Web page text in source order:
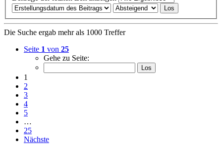
Die Suche ergab mehr als 1000 Treffer
Seite 1 von 25
Gehe zu Seite:
1
2
3
4
5
…
25
Nächste